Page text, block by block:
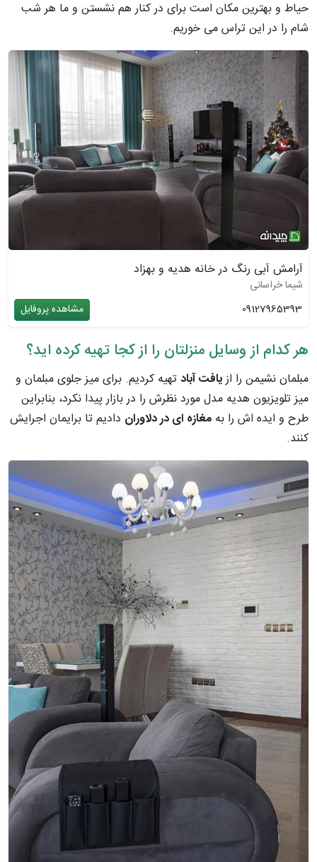
حیاط و بهترین مکان است برای در کنار هم نشستن و ما هر شب
شام را در این تراس می خوریم.
آرامش آبی رنگ در خانه هدیه و بهزاد
شیما خراسانی
09127965393
مشاهده پروفایل
هر کدام از وسایل منزلتان را از کجا تهیه کرده اید؟
مبلمان نشیمن را ازیافت آبادتهیه کردیم. برای میز جلوی مبلمان و
میز تلویزیون هدیه مدل مورد نظرش را در بازار پیدا نکرد، بنابراین
طرح و ایده اش را به مغازه ای در دلاوران دادیم تا برایمان اجرایش
کنند.